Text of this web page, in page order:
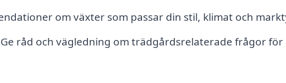
om växter som passar din stil, klimat och
Ge råd och vägledning om trädgårdsrelaterade frågor för